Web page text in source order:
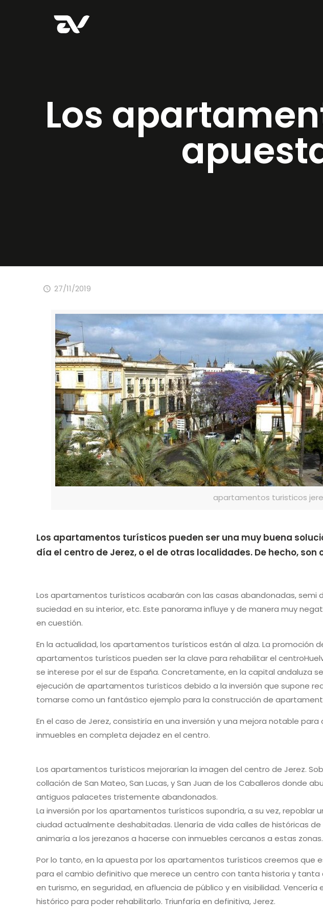
Los
27/11/2019
apartamentos turisticos
Los apartamentos turísticos pueden ser una muy buena
día el centro de Jerez, o el de otras localidades. De hecho,
Los apartamentos turísticos acabarán con las casas abandonadas, semi
suciedad en su interior, etc. Este panorama influye y de manera muy
en cuestión.
En la actualidad, los apartamentos turísticos están al alza. La promoción
apartamentos turísticos pueden ser la clave para rehabilitar el
se interese por el sur de España. Concretamente, en la capital andaluza
ejecución de apartamentos turísticos debido a la inversión que supone
tomarse como un fantástico ejemplo para la construcción de
En el caso de Jerez, consistiría en una inversión y una mejora notable
inmuebles en completa dejadez en el centro.
Los apartamentos turísticos mejorarían la imagen del centro de Jerez.
collación de San Mateo, San Lucas, y San Juan de los Caballeros donde
antiguos palacetes tristemente abandonados.
La inversión por los apartamentos turísticos supondría, a su vez, repoblar
ciudad actualmente deshabitadas. Llenaría de vida calles de históricas de
animaría a los jerezanos a hacerse con inmuebles cercanos a estas zonas.
Por lo tanto, en la apuesta por los apartamentos turísticos creemos que
para el cambio definitivo que merece un centro con tanta historia y tanta
en turismo, en seguridad, en afluencia de público y en visibilidad. Vencería
histórico para poder rehabilitarlo. Triunfaría en definitiva, Jerez.